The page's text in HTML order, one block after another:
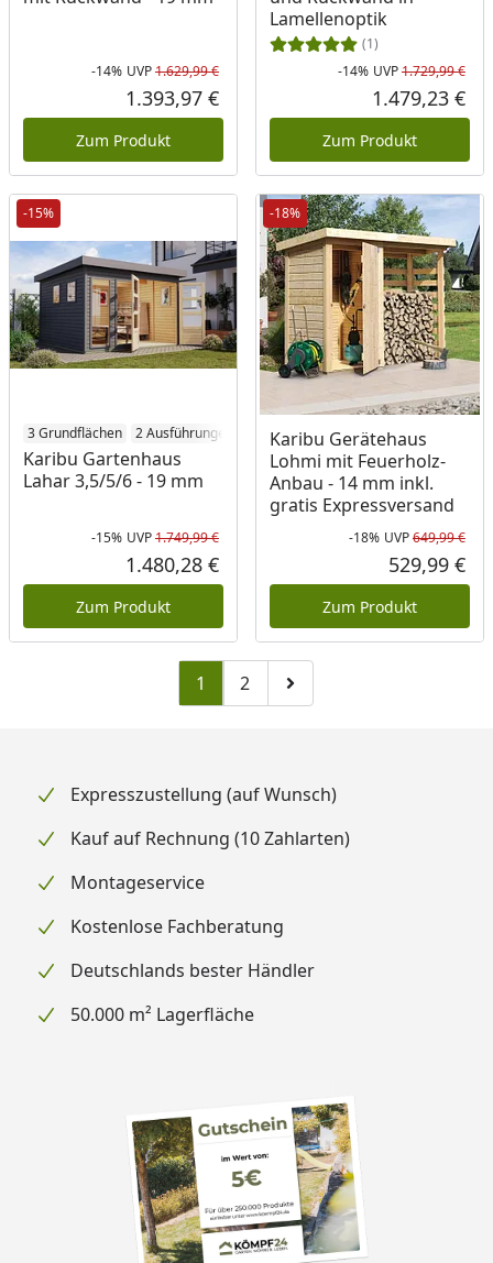
Rabatt in Prozent
-14%
Ursprünglicher Preis
UVP1.629,99 €
Aktueller Preis
1.393,97 €
Zum Produkt
Lamellenoptik
(1)
-14% UVP1.729,99 €
1.479,23 €
Zum Produkt
-15%
3 Grundflächen 2 Ausführungen
Karibu Gartenhaus
Lahar 3,5/5/6 - 19 mm
Rabatt in Prozent
-15%
Ursprünglicher Preis
UVP1.749,99 €
Aktueller Preis
1.480,28 €
Zum Produkt
-18%
Karibu Gerätehaus
Lohmi mit Feuerholz-
Anbau - 14 mm inkl.
gratis Expressversand
-18% UVP649,99 €
529,99 €
Zum Produkt
1 Zu Seite 2
2 Zur nächsten Seite
Expresszustellung (auf Wunsch)
Kauf auf Rechnung (10 Zahlarten)
Montageservice
Kostenlose Fachberatung
Deutschlands bester Händler
50.000 m² Lagerfläche